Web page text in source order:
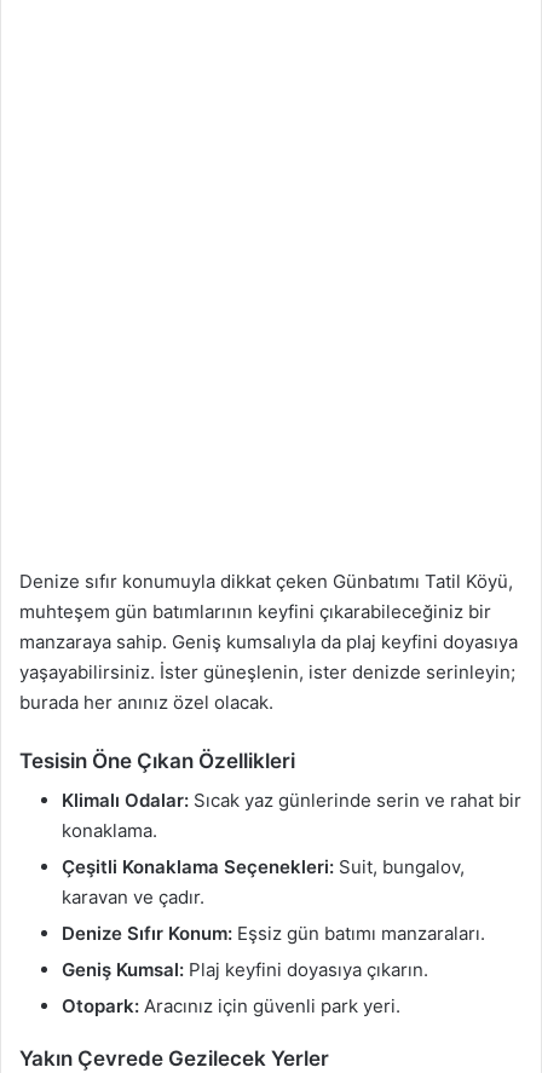
Denize sıfır konumuyla dikkat çeken Günbatımı Tatil Köyü,
muhteşem gün batımlarının keyfini çıkarabileceğiniz bir
manzaraya sahip. Geniş kumsalıyla da plaj keyfini doyasıya
yaşayabilirsiniz. İster güneşlenin, ister denizde serinleyin;
burada her anınız özel olacak.
Tesisin Öne Çıkan Özellikleri
Klimalı Odalar: Sıcak yaz günlerinde serin ve rahat bir
konaklama.
Çeşitli Konaklama Seçenekleri: Suit, bungalov,
karavan ve çadır.
Denize Sıfır Konum: Eşsiz gün batımı manzaraları.
Geniş Kumsal: Plaj keyfini doyasıya çıkarın.
Otopark: Aracınız için güvenli park yeri.
Yakın Çevrede Gezilecek Yerler